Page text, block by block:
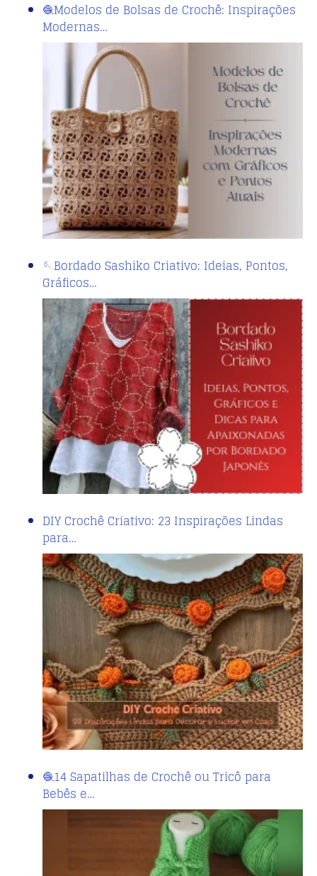
🧶Modelos de Bolsas de Crochê: Inspirações
Modernas…
🪡Bordado Sashiko Criativo: Ideias, Pontos,
Gráficos…
DIY Crochê Criativo: 23 Inspirações Lindas
para…
🧶14 Sapatilhas de Crochê ou Tricô para
Bebês e…